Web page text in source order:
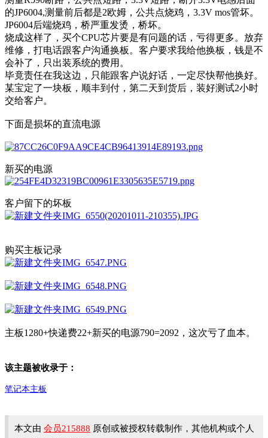
的JP6004,测量前后都是2欧姆，公共点烧鸡，3.3V mos管坏。
JP6004后端烧鸡，桥严重发烫，桥坏。
烧成这样了，买个CPU芯片要是有问题的话，亏得更多。放弃
维修，打电话跟客户沟通换板。客户要求我给他换板，钱是不
会补了，只出装系统的费用。
毕竟责任在我这边，只能跟客户说好话，一定尽快帮他换好。
某宝定了一块板，顺丰到付，第二天到货后，装好测试2小时
交给客户。
下面是损坏的直流电源
新买的电源
客户留下的坏板
购买主板记录
主板1280+快递费22+新买的电源790=2092，这次亏了血本。
该主题被收录于：
笔记本主板
本文由 会员215888 原创或被授权转载制作，其他机构或个人